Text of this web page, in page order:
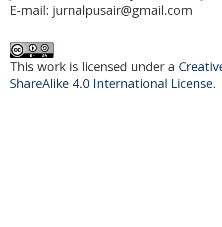
E-mail: jurnalpusair@gmail.com
This work is licensed under a
ShareAlike 4.0 International License.